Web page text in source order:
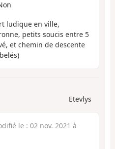
ludique en ville,
petits soucis entre 5
et chemin de descente
Etevlys
le : 02 nov. 2021 à